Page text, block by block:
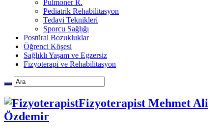
Pulmoner R.
Pediatrik Rehabilitasyon
Tedavi Teknikleri
Sporcu Sağlığı
Postüral Bozukluklar
Öğrenci Köşesi
Sağlıklı Yaşam ve Egzersiz
Fizyoterapi ve Rehabilitasyon
Fizyoterapist Mehmet Ali
Özdemir